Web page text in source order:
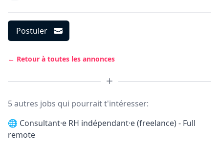
Postuler
← Retour à toutes les annonces
5 autres jobs qui pourrait t'intéresser:
🌐 Consultant·e RH indépendant·e (freelance) - Full
remote